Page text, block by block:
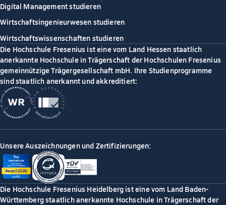
Digital Management studieren
Wirtschaftsingenieurwesen studieren
Wirtschaftswissenschaften studieren
Die Hochschule Fresenius ist eine vom Land Hessen staatlich
anerkannte Hochschule in Trägerschaft der Hochschulen Fresenius
gemeinnützige Trägergesellschaft mbH. Ihre Studienprogramme
sind staatlich anerkannt und akkreditiert:
Unsere Auszeichnungen und Zertifizierungen:
Die Hochschule Fresenius Heidelberg ist eine vom Land Baden-
Württemberg staatlich anerkannte Hochschule in Trägerschaft der